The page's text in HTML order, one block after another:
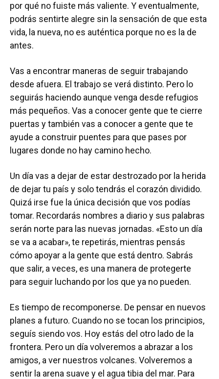
por qué no fuiste más valiente. Y eventualmente,
podrás sentirte alegre sin la sensación de que esta
vida, la nueva, no es auténtica porque no es la de
antes.
Vas a encontrar maneras de seguir trabajando
desde afuera. El trabajo se verá distinto. Pero lo
seguirás haciendo aunque venga desde refugios
más pequeños. Vas a conocer gente que te cierre
puertas y también vas a conocer a gente que te
ayude a construir puentes para que pases por
lugares donde no hay camino hecho.
Un día vas a dejar de estar destrozado por la herida
de dejar tu país y solo tendrás el corazón dividido.
Quizá irse fue la única decisión que vos podías
tomar. Recordarás nombres a diario y sus palabras
serán norte para las nuevas jornadas. «Esto un día
se va a acabar», te repetirás, mientras pensás
cómo apoyar a la gente que está dentro. Sabrás
que salir, a veces, es una manera de protegerte
para seguir luchando por los que ya no pueden.
Es tiempo de recomponerse. De pensar en nuevos
planes a futuro. Cuando no se tocan los principios,
seguís siendo vos. Hoy estás del otro lado de la
frontera. Pero un día volveremos a abrazar a los
amigos, a ver nuestros volcanes. Volveremos a
sentir la arena suave y el agua tibia del mar. Para